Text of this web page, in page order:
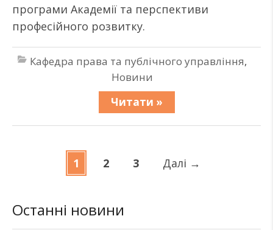
програми Академії та перспективи
професійного розвитку.
Кафедра права та публічного управління,
Новини
Читати »
1 2 3 Далі →
Останні новини